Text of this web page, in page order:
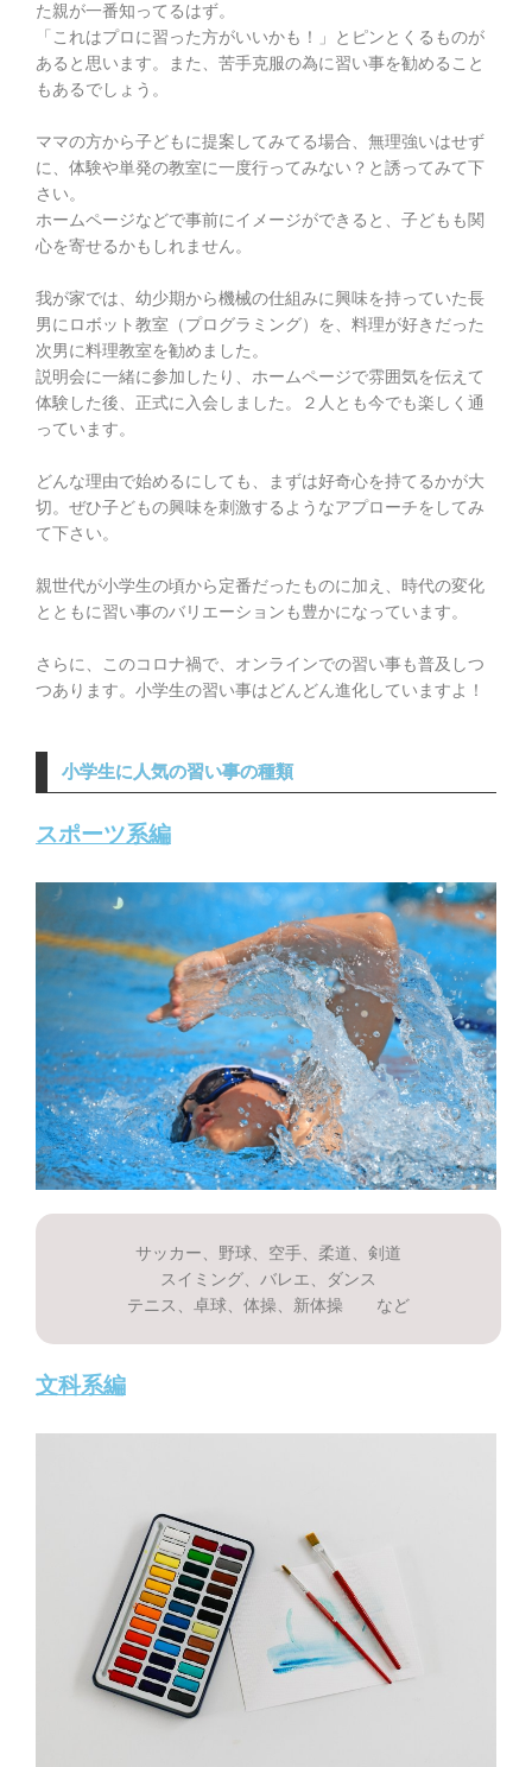
た親が一番知ってるはず。
「これはプロに習った方がいいかも！」とピンとくるものが
あると思います。また、苦手克服の為に習い事を勧めること
もあるでしょう。
ママの方から子どもに提案してみてる場合、無理強いはせず
に、体験や単発の教室に一度行ってみない？と誘ってみて下
さい。
ホームページなどで事前にイメージができると、子どもも関
心を寄せるかもしれません。
我が家では、幼少期から機械の仕組みに興味を持っていた長
男にロボット教室（プログラミング）を、料理が好きだった
次男に料理教室を勧めました。
説明会に一緒に参加したり、ホームページで雰囲気を伝えて
体験した後、正式に入会しました。２人とも今でも楽しく通
っています。
どんな理由で始めるにしても、まずは好奇心を持てるかが大
切。 ぜひ子どもの興味を刺激するようなアプローチをしてみ
て下さい。
親世代が小学生の頃から定番だったものに加え、時代の変化
とともに習い事のバリエーションも豊かになっています。
さらに、このコロナ禍で、オンラインでの習い事も普及しつ
つあります。小学生の習い事はどんどん進化していますよ！
小学生に人気の習い事の種類
スポーツ系編
サッカー、野球、空手、柔道、剣道
スイミング、バレエ、ダンス
テニス、卓球、体操、新体操 など
文科系編